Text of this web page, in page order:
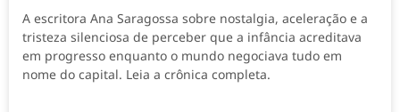
A escritora Ana Saragossa sobre nostalgia, aceleração e a
tristeza silenciosa de perceber que a infância acreditava
em progresso enquanto o mundo negociava tudo em
nome do capital. Leia a crônica completa.